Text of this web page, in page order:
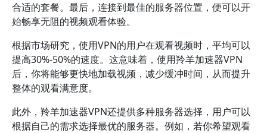
合适的套餐。最后，连接到最佳的服务器位置，便可以开
始畅享无阻的视频观看体验。
根据市场研究，使用VPN的用户在观看视频时，平均可以
提高30%-50%的速度。这意味着，使用羚羊加速器VPN
后，你将能够更快地加载视频，减少缓冲时间，从而提升
整体的观看满意度。
此外，羚羊加速器VPN还提供多种服务器选择，用户可以
根据自己的需求选择最优的服务器。例如，若你希望观看